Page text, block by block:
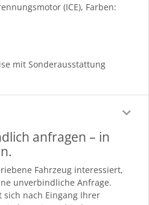
(ICE), Farben:
mit Sonderausstattung
anfragen – in
Fahrzeug interessiert,
unverbindliche Anfrage.
sich nach Eingang Ihrer